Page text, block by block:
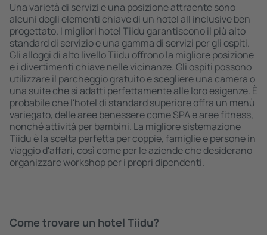
Una varietà di servizi e una posizione attraente sono
alcuni degli elementi chiave di un hotel all inclusive ben
progettato. I migliori hotel Tiidu garantiscono il più alto
standard di servizio e una gamma di servizi per gli ospiti.
Gli alloggi di alto livello Tiidu offrono la migliore posizione
e i divertimenti chiave nelle vicinanze. Gli ospiti possono
utilizzare il parcheggio gratuito e scegliere una camera o
una suite che si adatti perfettamente alle loro esigenze. È
probabile che l'hotel di standard superiore offra un menù
variegato, delle aree benessere come SPA e aree fitness,
nonché attività per bambini. La migliore sistemazione
Tiidu è la scelta perfetta per coppie, famiglie e persone in
viaggio d'affari, così come per le aziende che desiderano
organizzare workshop per i propri dipendenti.
Come trovare un hotel Tiidu?